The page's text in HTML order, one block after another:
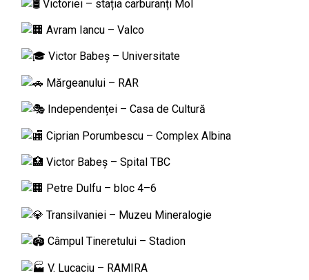
Victoriei – stația carburanți Mol
Avram Iancu – Valco
Victor Babeș – Universitate
Mărgeanului – RAR
Independenței – Casa de Cultură
Ciprian Porumbescu – Complex Albina
Victor Babeș – Spital TBC
Petre Dulfu – bloc 4–6
Transilvaniei – Muzeu Mineralogie
Câmpul Tineretului – Stadion
V. Lucaciu – RAMIRA